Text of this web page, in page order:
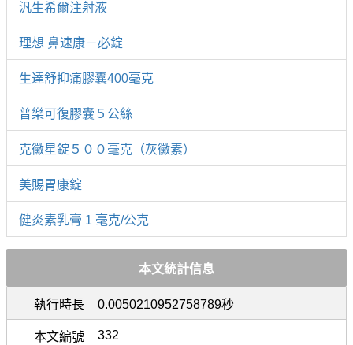
汎生希爾注射液
理想 鼻速康－必錠
生達舒抑痛膠囊400毫克
普樂可復膠囊５公絲
克黴星錠５００毫克（灰黴素）
美賜胃康錠
健炎素乳膏 1 毫克/公克
本文統計信息
執行時長 0.0050210952758789秒
本文編號 332